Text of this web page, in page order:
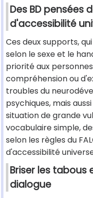
Des BD pensées
d'accessibilité
Ces deux supports,
selon le sexe et le
priorité aux
compréhension ou
troubles du
psychiques, mais
situation de grande
vocabulaire simple,
selon les règles du
d'accessibilité
Briser les tabous
dialogue